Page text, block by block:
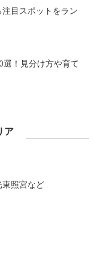
目スポットをラン
選！見分け方や育て
ア
照宮など